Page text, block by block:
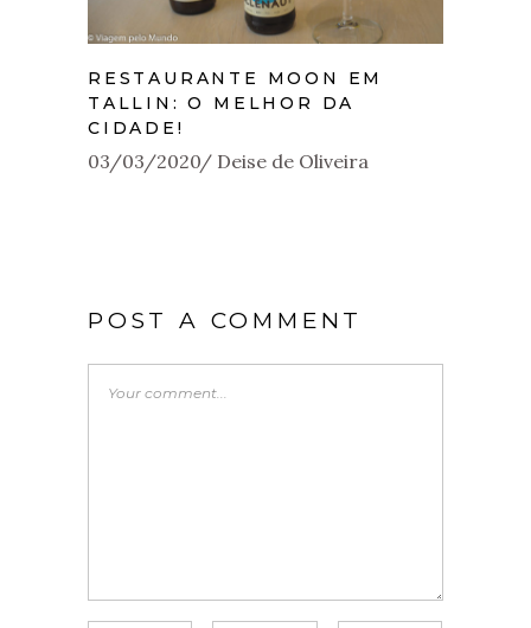
RESTAURANTE MOON EM
TALLIN: O MELHOR DA
CIDADE!
03/03/2020 Deise de Oliveira
POST A COMMENT